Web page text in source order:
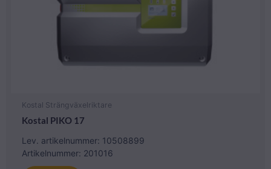
Kostal Strängväxelriktare
Kostal PIKO 17
Lev. artikelnummer: 10508899
Artikelnummer: 201016